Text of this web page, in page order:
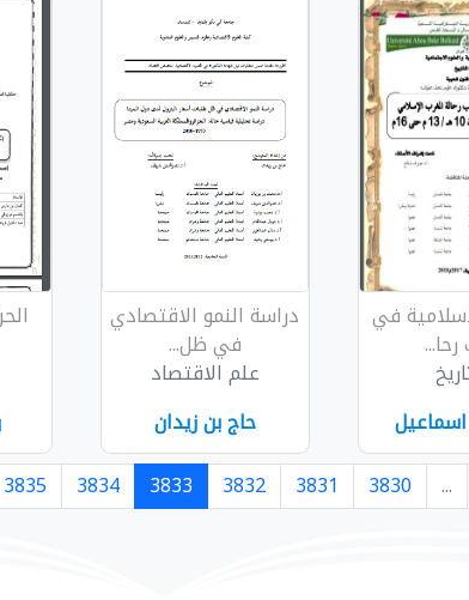
في دراسة النمو الاقتصادي
في ظل...
علم الاقتصاد
حاج بن زيدان
...
3830
3831
3832
3833
3834
3835